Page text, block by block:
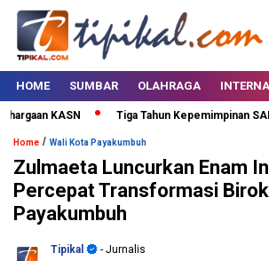
HOME SUMBAR OLAHRAGA
KASN Tiga Tahun Kepemimpinan
Home / Wali Kota Payakumbuh
Zulmaeta Luncurkan Enam
Percepat Transformasi
Payakumbuh
Tipikal
- Jurnalis